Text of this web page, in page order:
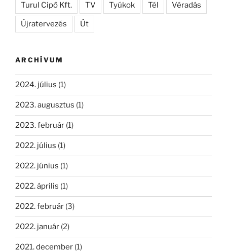
Turul Cipő Kft. TV Tyúkok Tél Véradás
Újratervezés Út
ARCHÍVUM
2024. július (1)
2023. augusztus (1)
2023. február (1)
2022. július (1)
2022. június (1)
2022. április (1)
2022. február (3)
2022. január (2)
2021. december (1)